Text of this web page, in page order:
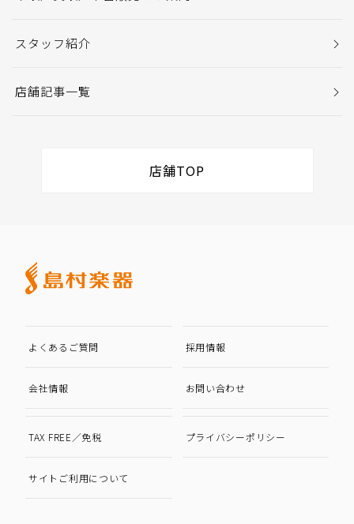
スタッフ紹介
店舗記事一覧
店舗TOP
よくあるご質問 採用情報
会社情報 お問い合わせ
TAX FREE／免税 プライバシーポリシー
サイトご利用について